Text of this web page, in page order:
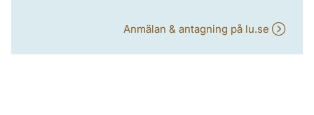
Anmälan & antagning på lu.se